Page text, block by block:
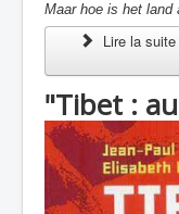
Maar hoe is het land
Lire la
"Tibet :